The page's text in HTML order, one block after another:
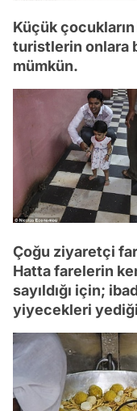
Küçük çocukların
turistlerin onlara
mümkün.
Çoğu ziyaretçi
Hatta farelerin
sayıldığı için;
yiyecekleri